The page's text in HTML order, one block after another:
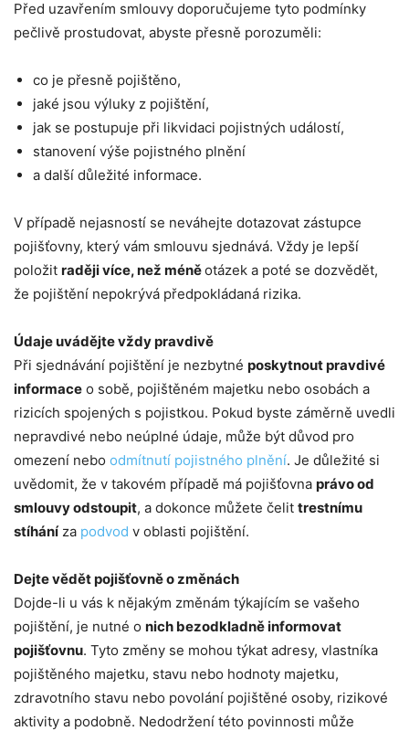
Před uzavřením smlouvy doporučujeme tyto podmínky
pečlivě prostudovat, abyste přesně porozuměli:
co je přesně pojištěno,
jaké jsou výluky z pojištění,
jak se postupuje při likvidaci pojistných událostí,
stanovení výše pojistného plnění
a další důležité informace.
V případě nejasností se neváhejte dotazovat zástupce
pojišťovny, který vám smlouvu sjednává. Vždy je lepší
položit raději více, než méněotázek a poté se dozvědět,
že pojištění nepokrývá předpokládaná rizika.
Údaje uvádějte vždy pravdivě
Při sjednávání pojištění je nezbytné poskytnout pravdivé
informace o sobě, pojištěném majetku nebo osobách a
rizicích spojených s pojistkou. Pokud byste záměrně uvedli
nepravdivé nebo neúplné údaje, může být důvod pro
omezení nebo odmítnutí pojistného plnění. Je důležité si
uvědomit, že v takovém případě má pojišťovna právo od
smlouvy odstoupit, a dokonce můžete čelit trestnímu
stíháníza podvod v oblasti pojištění.
Dejte vědět pojišťovně o změnách
Dojde-li u vás k nějakým změnám týkajícím se vašeho
pojištění, je nutné o nich bezodkladně informovat
pojišťovnu. Tyto změny se mohou týkat adresy, vlastníka
pojištěného majetku, stavu nebo hodnoty majetku,
zdravotního stavu nebo povolání pojištěné osoby, rizikové
aktivity a podobně. Nedodržení této povinnosti může